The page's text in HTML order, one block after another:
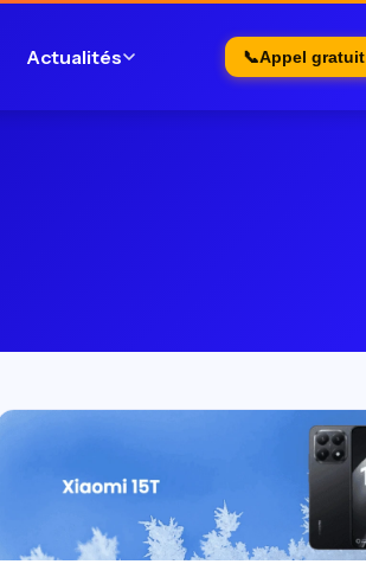
Actualités 📞Appel gratuit